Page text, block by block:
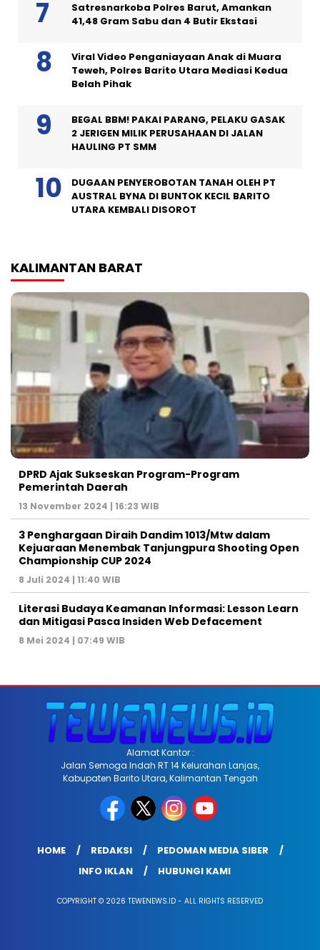
Satresnarkoba Polres Barut, Amankan
41,48 Gram Sabu dan 4 Butir Ekstasi
Viral Video Penganiayaan Anak di Muara
Teweh, Polres Barito Utara Mediasi Kedua
Belah Pihak
BEGAL BBM! PAKAI PARANG, PELAKU GASAK
2 JERIGEN MILIK PERUSAHAAN DI JALAN
HAULING PT SMM
DUGAAN PENYEROBOTAN TANAH OLEH PT
AUSTRAL BYNA DI BUNTOK KECIL BARITO
UTARA KEMBALI DISOROT
KALIMANTAN BARAT
DPRD Ajak Sukseskan Program-Program
Pemerintah Daerah
13 November 2024 | 16:23 WIB
3 Penghargaan Diraih Dandim 1013/Mtw dalam
Kejuaraan Menembak Tanjungpura Shooting Open
Championship CUP 2024
8 Juli 2024 | 11:40 WIB
Literasi Budaya Keamanan Informasi: Lesson Learn
dan Mitigasi Pasca Insiden Web Defacement
8 Mei 2024 | 07:49 WIB
Alamat Kantor :
Jalan Semoga Indah RT 14 Kelurahan Lanjas,
Kabupaten Barito Utara, Kalimantan Tengah
HOME REDAKSI
PEDOMAN MEDIA SIBER
INFO IKLAN
HUBUNGI KAMI
COPYRIGHT © 2026 TEWENEWS.ID - ALL RIGHTS RESERVED